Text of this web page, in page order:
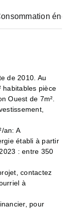
de 2010. Au
habitables pièce
Ouest de 7m².
an: A
établi à partir
: entre 350
contactez
à
pour